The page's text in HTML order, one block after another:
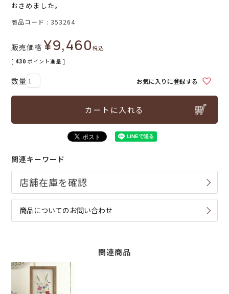
おさめました。
商品コード 353264
販売価格 ¥9,460税込
[ 430 ポイント進呈 ]
お気に入りに登録する
カートに入れる
関連キーワード
商品についてのお問い合わせ
関連商品